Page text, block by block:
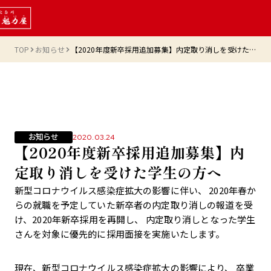
TOP お知らせ 【2020年度新卒採用追加募集】内定取り消しを受けた学生の方へ
お知らせ 2020.03.24
【2020年度新卒採用追加募集】内
定取り消しを受けた学生の方へ
新型コロナウイルス感染症拡大の影響に伴い、 2020年春か
らの就職を予定していた新卒者の内定取り消しの報道を受
け、2020年新卒採用を再開し、 内定取り消しとなった学生
さんを対象に優先的に採用面接を実施いたします。
現在、新型コロナウイルス感染症拡大の影響により、 卒業